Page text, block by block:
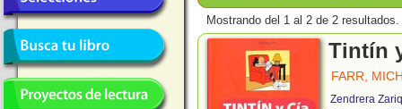
Mostrando del 1 al 2 de 2 resultados.
Tintín
FARR,
Zendrera